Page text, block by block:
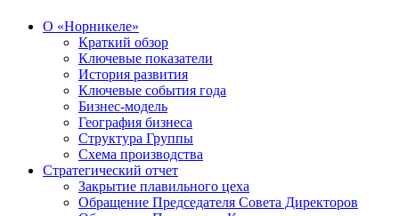
О «Норникеле»
Краткий обзор
Ключевые показатели
История развития
Ключевые события года
Бизнес-модель
География бизнеса
Структура Группы
Схема производства
Стратегический отчет
Закрытие плавильного цеха
Обращение Председателя Совета Директоров